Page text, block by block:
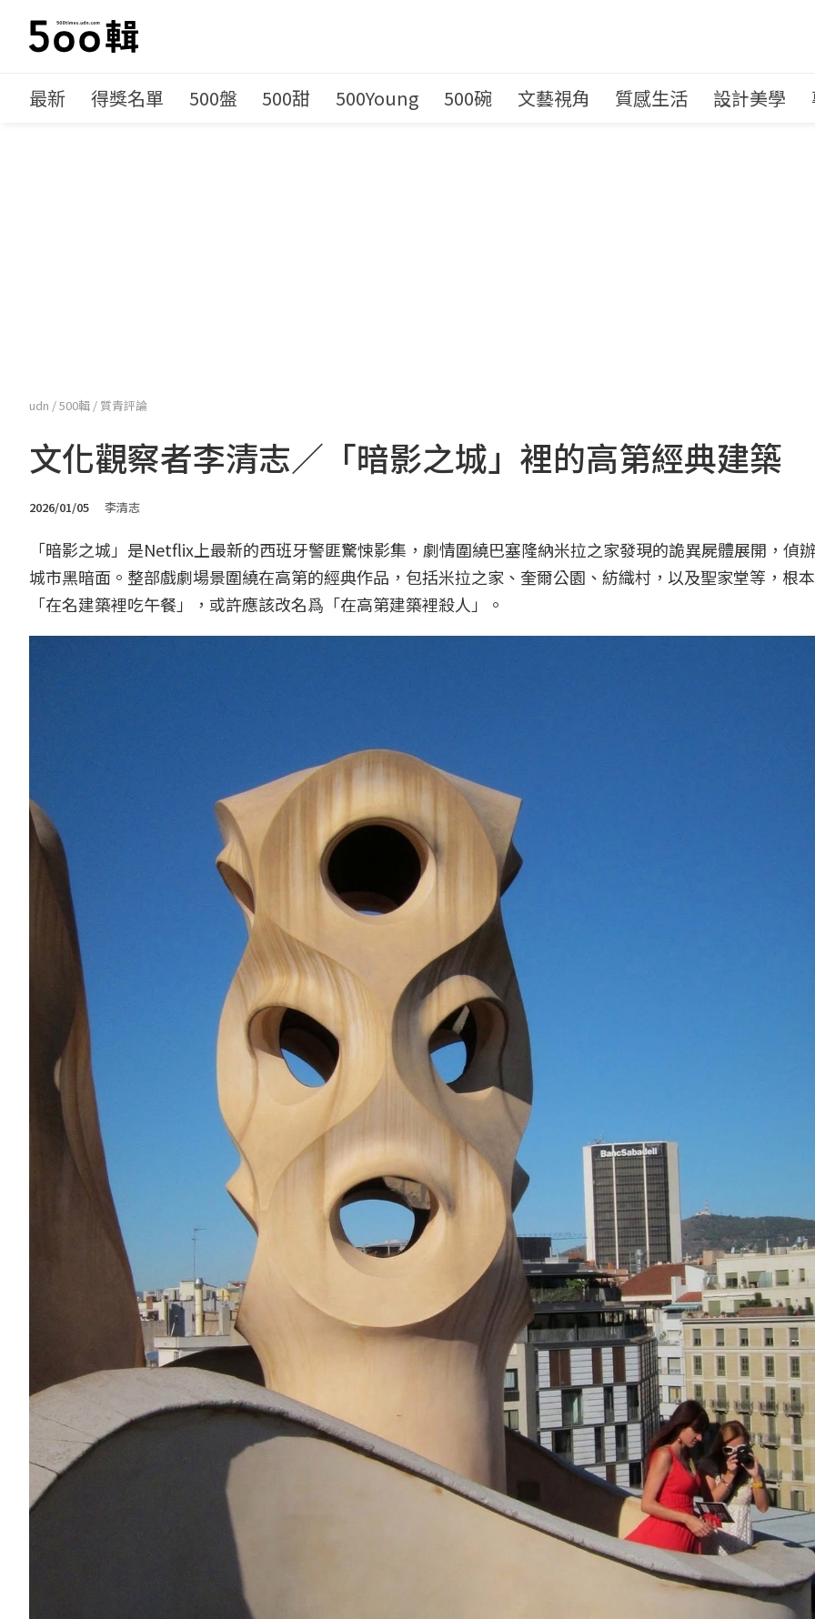
最新 得獎名單 500盤 500甜 500Young 500碗 文藝視角 質感生活 設計美學
udn /500輯 / 質青評論
文化觀察者李清志／「暗影之城」裡的高第經典建築
2026/01/05 李清志
「暗影之城」是Netflix上最新的西班牙警匪驚悚影集，劇情圍繞巴塞隆納米拉之家發現的詭異屍體展開，偵
城市黑暗面。整部戲劇場景圍繞在高第的經典作品，包括米拉之家、奎爾公園、紡織村，以及聖家堂等，根
「在名建築裡吃午餐」，或許應該改名爲「在高第建築裡殺人」。